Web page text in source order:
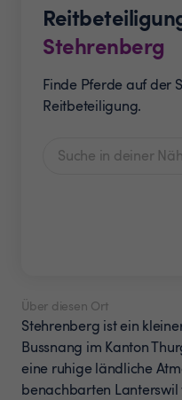
Stehrenberg
Finde Pferde auf der
Reitbeteiligung.
Über diesen Ort
Stehrenberg ist ein
Bussnang im Kanton
eine ruhige ländliche
benachbarten Lanterswil